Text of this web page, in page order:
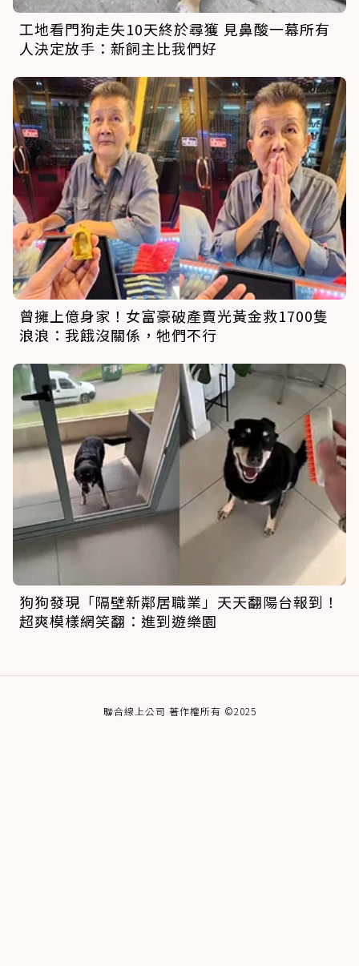
工地看門狗走失10天終於尋獲 見鼻酸一幕所有
人決定放手：新飼主比我們好
曾擁上億身家！女富豪破產賣光黃金救1700隻
浪浪：我餓沒關係，牠們不行
狗狗發現「隔壁新鄰居職業」天天翻陽台報到！
超爽模樣網笑翻：進到遊樂園
聯合線上公司 著作權所有 ©2025